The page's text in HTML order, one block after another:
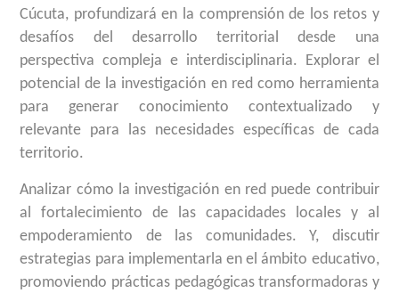
Cúcuta, profundizará en la comprensión de los retos y
desafíos del desarrollo territorial desde una
perspectiva compleja e interdisciplinaria. Explorar el
potencial de la investigación en red como herramienta
para generar conocimiento contextualizado y
relevante para las necesidades específicas de cada
territorio.
Analizar cómo la investigación en red puede contribuir
al fortalecimiento de las capacidades locales y al
empoderamiento de las comunidades. Y, discutir
estrategias para implementarla en el ámbito educativo,
promoviendo prácticas pedagógicas transformadoras y